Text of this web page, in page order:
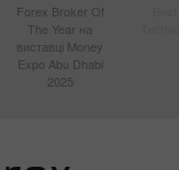
Forex Broker Of
The Year на
виставці Money
Expo Abu Dhabi
2025